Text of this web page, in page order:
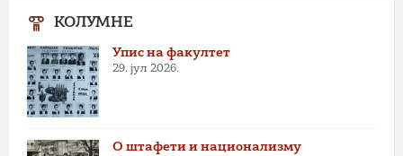
КОЛУМНЕ
Упис на факултет
29. јул 2026.
О штафети и национализму